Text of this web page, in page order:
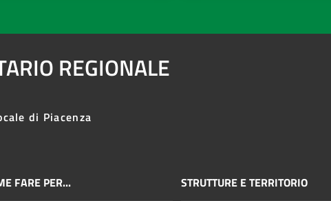
REGIONALE
di Piacenza
FARE PER... STRUTTURE E TERRITORIO